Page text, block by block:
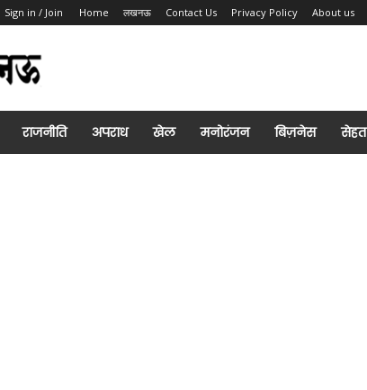
Sign in / Join Home लखनऊ Contact Us Privacy Policy About us
राजनीति अपराध खेल मनोरंजन बिज़नेस सेहत